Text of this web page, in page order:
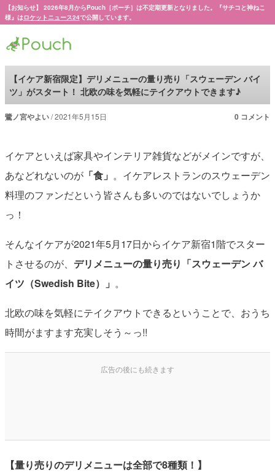
【お知らせ】 2026年8月からPouch［ポーチ］は不定期更新となりました。『サチコと神ねこ
様』はロケットニュース24で公開しています。
【イケア新宿限定】デリメニューの量り売り「スウェーデン バイ
ツ」がスタート！ 北欧の味を気軽にテイクアウトできます♪
鷺ノ宮やよい 2021年5月15日 0 コメント
イケアといえば家具やインテリア雑貨などがメインですが、
あなどれないのが「食」 。イケアレストランのスウェーデン
料理のファンだという皆さんも多いのではないでしょうか
っ！
そんなイケアが2021年5月17日からイケア新宿1階でスター
トさせるのが、 デリメニューの量り売り「スウェーデン バ
イツ（Swedish Bite）」 。
北欧の味を気軽にテイクアウトできるということで、おうち
時間がますます充実しそう～っ!!
【量り売りのデリメニューは全部で8種類！】